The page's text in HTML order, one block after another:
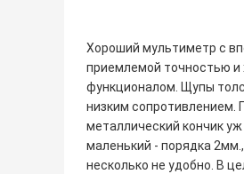
Хороший мультиметр с
приемлемой точностью и
функционалом. Щупы
низким сопротивлением.
металлический кончик уж
маленький - порядка 2мм.,
несколько не удобно. В